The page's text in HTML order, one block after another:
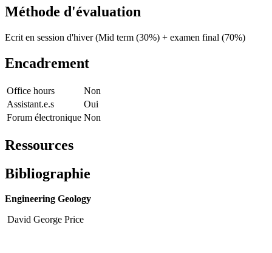
Méthode d'évaluation
Ecrit en session d'hiver (Mid term (30%) + examen final (70%)
Encadrement
Office hours
Non
Assistant.e.s
Oui
Forum électronique Non
Ressources
Bibliographie
Engineering Geology
David George Price